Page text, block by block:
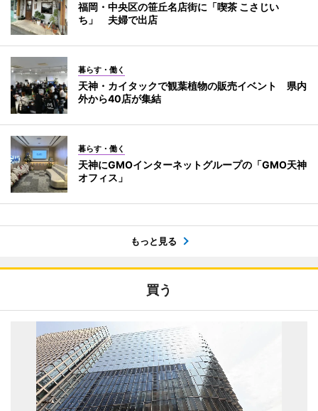
福岡・中央区の笹丘名店街に「喫茶 こさじい
ち」 夫婦で出店
暮らす・働く
天神・カイタックで観葉植物の販売イベント 県内
外から40店が集結
暮らす・働く
天神にGMOインターネットグループの「GMO天神
オフィス」
もっと見る
買う